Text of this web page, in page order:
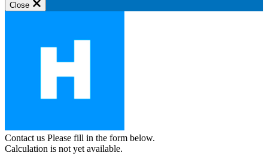
Close
Contact us Please fill in the form below.
Calculation is not yet available.